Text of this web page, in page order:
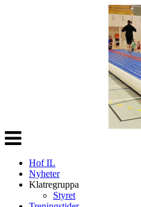
Veksle
navigasjon
Hof IL
Nyheter
Klatregruppa
Styret